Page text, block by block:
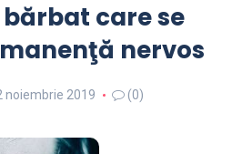
care se
nervos
noiembrie 2019 (0)